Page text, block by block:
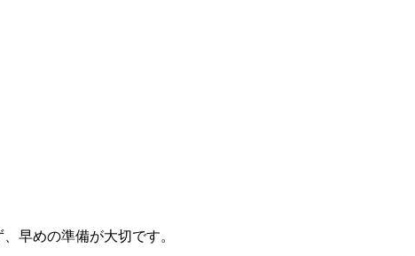
早めの準備が大切です。